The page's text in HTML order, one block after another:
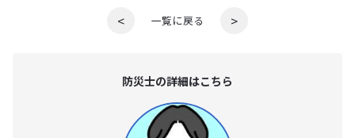
< 一覧に戻る >
防災⼠の詳細はこちら